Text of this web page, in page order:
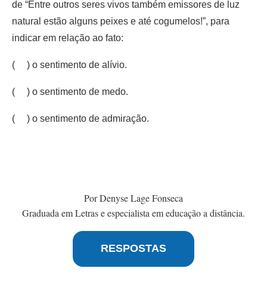
de “Entre outros seres vivos também emissores de luz
natural estão alguns peixes e até cogumelos!”, para
indicar em relação ao fato:
( ) o sentimento de alívio.
( ) o sentimento de medo.
( ) o sentimento de admiração.
Por Denyse Lage Fonseca
Graduada em Letras e especialista em educação a distância.
RESPOSTAS